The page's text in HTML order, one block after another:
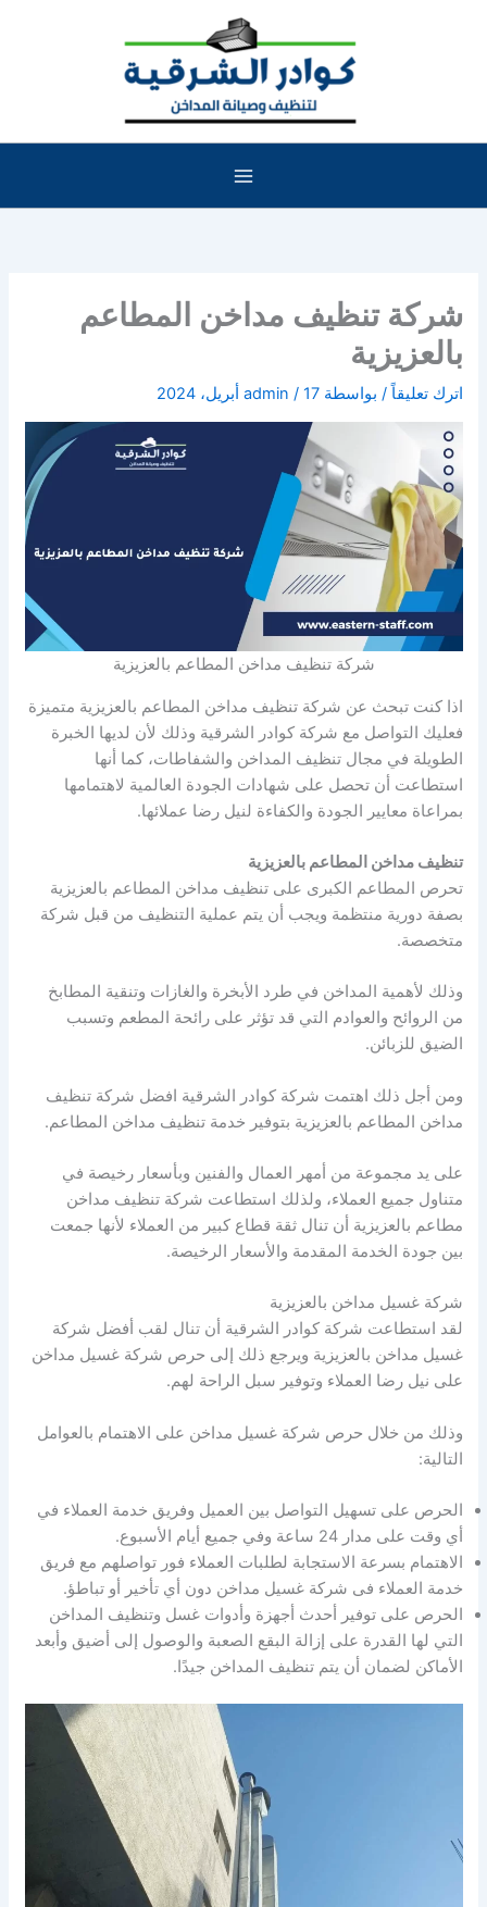
شركة تنظيف مداخن المطاعم
بالعزيزية
اترك تعليقاً / بواسطة admin / 17 أبريل، 2024
شركة تنظيف مداخن المطاعم بالعزيزية
اذا كنت تبحث عن شركة تنظيف مداخن المطاعم بالعزيزية متميزة
فعليك التواصل مع شركة كوادر الشرقية وذلك لأن لديها الخبرة
الطويلة في مجال تنظيف المداخن والشفاطات، كما أنها
استطاعت أن تحصل على شهادات الجودة العالمية لاهتمامها
بمراعاة معايير الجودة والكفاءة لنيل رضا عملائها.
تنظيف مداخن المطاعم بالعزيزية
تحرص المطاعم الكبرى على تنظيف مداخن المطاعم بالعزيزية
بصفة دورية منتظمة ويجب أن يتم عملية التنظيف من قبل شركة
متخصصة.
وذلك لأهمية المداخن في طرد الأبخرة والغازات وتنقية المطابخ
من الروائح والعوادم التي قد تؤثر على رائحة المطعم وتسبب
الضيق للزبائن.
ومن أجل ذلك اهتمت شركة كوادر الشرقية افضل شركة تنظيف
مداخن المطاعم بالعزيزية بتوفير خدمة تنظيف مداخن المطاعم.
على يد مجموعة من أمهر العمال والفنين وبأسعار رخيصة في
متناول جميع العملاء، ولذلك استطاعت شركة تنظيف مداخن
مطاعم بالعزيزية أن تنال ثقة قطاع كبير من العملاء لأنها جمعت
بين جودة الخدمة المقدمة والأسعار الرخيصة.
شركة غسيل مداخن بالعزيزية
لقد استطاعت شركة كوادر الشرقية أن تنال لقب أفضل شركة
غسيل مداخن بالعزيزية ويرجع ذلك إلى حرص شركة غسيل مداخن
على نيل رضا العملاء وتوفير سبل الراحة لهم.
وذلك من خلال حرص شركة غسيل مداخن على الاهتمام بالعوامل
التالية:
الحرص على تسهيل التواصل بين العميل وفريق خدمة العملاء في
أي وقت على مدار 24 ساعة وفي جميع أيام الأسبوع.
الاهتمام بسرعة الاستجابة لطلبات العملاء فور تواصلهم مع فريق
خدمة العملاء فى شركة غسيل مداخن دون أي تأخير أو تباطؤ.
الحرص على توفير أحدث أجهزة وأدوات غسل وتنظيف المداخن
التي لها القدرة على إزالة البقع الصعبة والوصول إلى أضيق وأبعد
الأماكن لضمان أن يتم تنظيف المداخن جيدًا.